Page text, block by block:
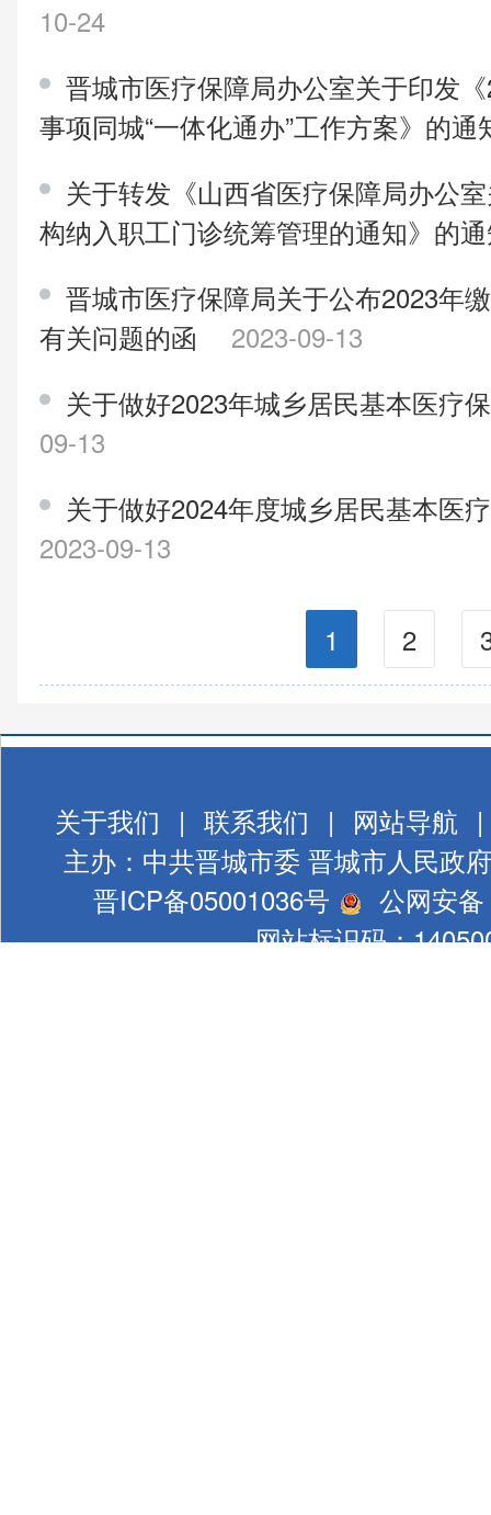
10-24
晋城市医疗保障局办公室关于印发
事项同城“一体化通办”工作方案》的
关于转发《山西省医疗保障局办公
构纳入职工门诊统筹管理的通知》的
晋城市医疗保障局关于公布2023年
有关问题的函
2023-09-13
关于做好2023年城乡居民基本医疗
09-13
关于做好2024年度城乡居民基本医
2023-09-13
1 2
关于我们 | 联系我们 | 网站导航 |
主办：中共晋城市委 晋城市人民政府
晋ICP备05001036号
公网安
网站标识码：